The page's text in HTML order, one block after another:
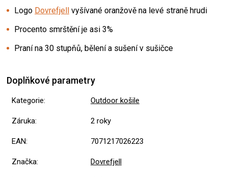
Logo Dovrefjell vyšívané oranžově na levé straně hrudi
Procento smrštění je asi 3%
Praní na 30 stupňů, bělení a sušení v sušičce
Doplňkové parametry
Kategorie: Outdoor košile
Záruka: 2 roky
EAN: 7071217026223
Značka: Dovrefjell